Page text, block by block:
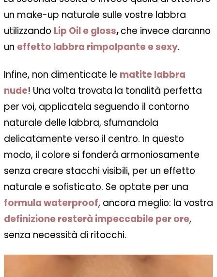
un make-up naturale sulle vostre labbra
utilizzando Lip Oil e gloss,che invece daranno
un effetto labbra rimpolpante e sexy.
Infine, non dimenticate le matite labbra
nude! Una volta trovata la tonalità perfetta
per voi, applicatela seguendo il contorno
naturale delle labbra, sfumandola
delicatamente verso il centro. In questo
modo, il colore si fonderà armoniosamente
senza creare stacchi visibili, per un effetto
naturale e sofisticato. Se optate per una
formula waterproof, ancora meglio: la vostra
definizione resterà impeccabile per ore,
senza necessità di ritocchi.